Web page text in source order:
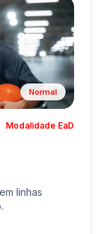
Normal
Modalidade EaD
linhas